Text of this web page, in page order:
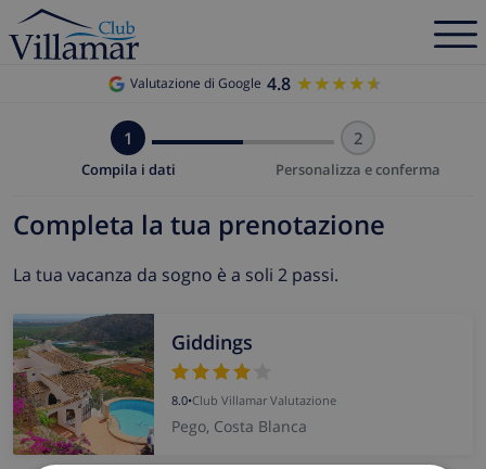
Valutazione di Google 4.8 ★★★★★
★★★★★
1
Compila i dati
2
Personalizza e conferma
Completa la tua prenotazione
La tua vacanza da sogno è a soli 2 passi.
Giddings
8.0•Club Villamar Valutazione
Pego, Costa Blanca